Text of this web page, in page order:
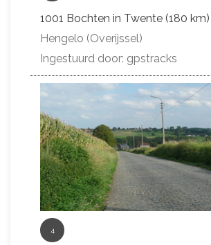
1001 Bochten in Twente (180 km)
Hengelo (Overijssel)
Ingestuurd door: gpstracks
4